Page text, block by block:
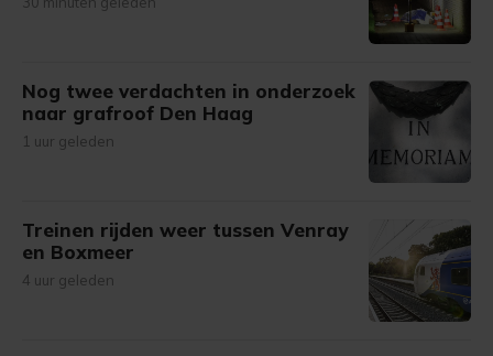
Nog twee verdachten in onderzoek
naar grafroof Den Haag
1 uur geleden
Treinen rijden weer tussen Venray
en Boxmeer
4 uur geleden